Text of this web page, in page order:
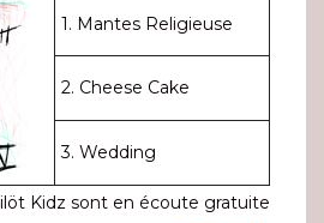
1. Mantes Religieuse
2. Cheese Cake
3. Wedding
Kidz sont en écoute gratuite